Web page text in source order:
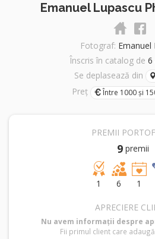
Emanuel Lupascu
Fotograf: Emanuel
Înscris în catalog de 6
Se deplasează din
Preț Între 1000 și
PREMII
9 premii
1 6 1
APRECIERE
Nu avem informații despre
Fii primul client care